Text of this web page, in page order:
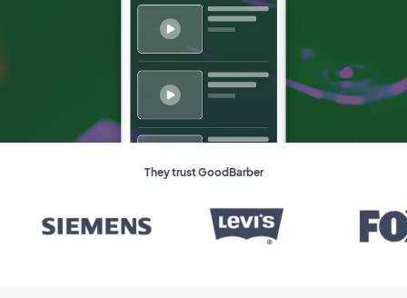
They trust GoodBarber